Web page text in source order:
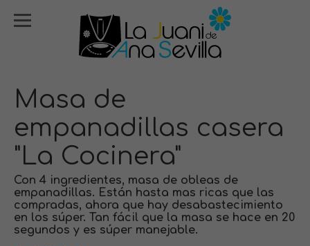
Masa de
empanadillas casera
"La Cocinera"
Con 4 ingredientes, masa de obleas de
empanadillas. Están hasta mas ricas que las
compradas, ahora que hay desabastecimiento
en los súper. Tan fácil que la masa se hace en 20
segundos y es súper manejable.